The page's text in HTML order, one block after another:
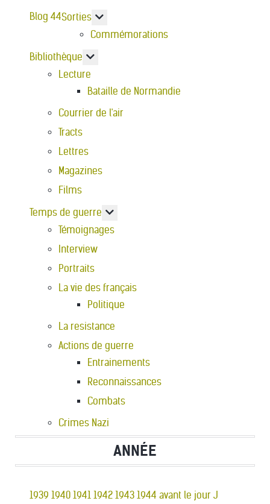
Blog 44Sorties
En savoir plus : Sorties
Commémorations
Bibliothèque
En savoir plus : Bibliothèque
Lecture
Bataille de Normandie
Courrier de l'air
Tracts
Lettres
Magazines
Films
Temps de guerre
En savoir plus : Temps de guerre
Témoignages
Interview
Portraits
La vie des français
Politique
La resistance
Actions de guerre
Entrainements
Reconnaissances
Combats
Crimes Nazi
ANNÉE
1939 1940 1941 1942 1943 1944 avant le jour J